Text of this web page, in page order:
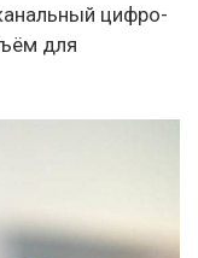
цифро-
для